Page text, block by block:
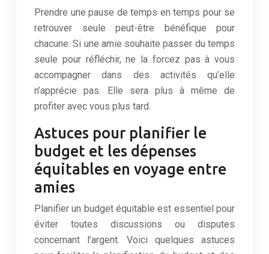
Prendre une pause de temps en temps pour se
retrouver seule peut-être bénéfique pour
chacune. Si une amie souhaite passer du temps
seule pour réfléchir, ne la forcez pas à vous
accompagner dans des activités qu’elle
n’apprécie pas. Elle sera plus à même de
profiter avec vous plus tard.
Astuces pour planifier le
budget et les dépenses
équitables en voyage entre
amies
Planifier un budget équitable est essentiel pour
éviter toutes discussions ou disputes
concernant l’argent. Voici quelques astuces